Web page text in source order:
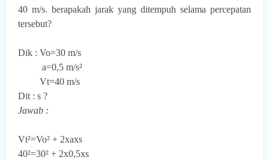
40 m/s. berapakah jarak yang ditempuh selama percepatan
tersebut?
Dik : Vo=30 m/s
a=0,5 m/s²
Vt=40 m/s
Dit : s ?
Jawab :
Vt²=Vo² + 2xaxs
40²=30² + 2x0,5xs